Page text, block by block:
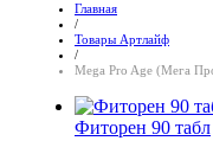
Главная
/
Товары Артлайф
/
Mega Pro Age (Мега
Фиторен 90 табл